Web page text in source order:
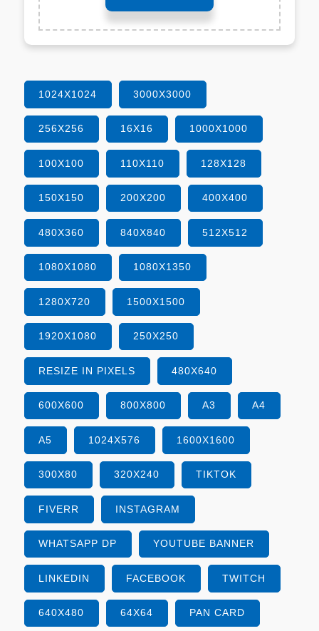
1024X1024 3000X3000
256X256 16X16 1000X1000
100X100 110X110 128X128
150X150 200X200 400X400
480X360 840X840 512X512
1080X1080 1080X1350
1280X720 1500X1500
1920X1080 250X250
RESIZE IN PIXELS 480X640
600X600 800X800 A3 A4
A5 1024X576 1600X1600
300X80 320X240 TIKTOK
FIVERR INSTAGRAM
WHATSAPP DP YOUTUBE BANNER
LINKEDIN FACEBOOK TWITCH
640X480 64X64 PAN CARD